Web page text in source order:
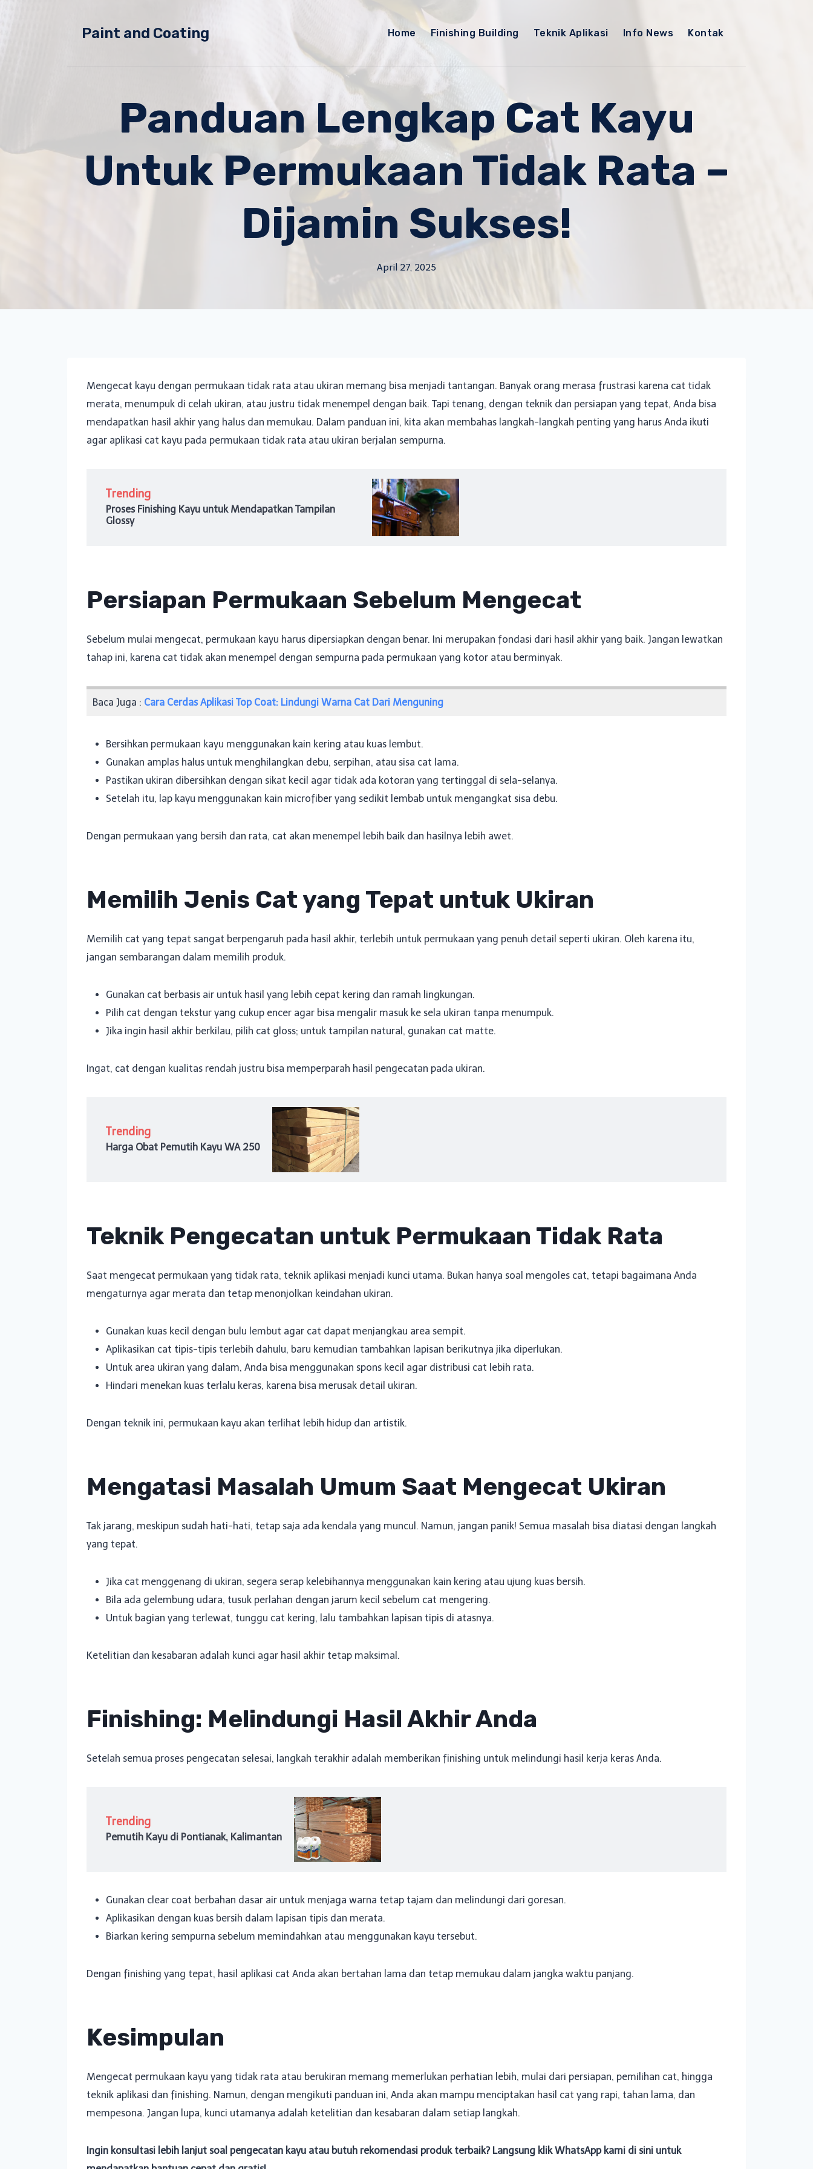
Paint and Coating Home Finishing Building Teknik Aplikasi Info News Kontak
Panduan Lengkap Cat Kayu
Untuk Permukaan Tidak Rata –
Dijamin Sukses!
April 27, 2025
Mengecat kayu dengan permukaan tidak rata atau ukiran memang bisa menjadi tantangan. Banyak orang merasa frustrasi karena cat tidak
merata, menumpuk di celah ukiran, atau justru tidak menempel dengan baik. Tapi tenang, dengan teknik dan persiapan yang tepat, Anda bisa
mendapatkan hasil akhir yang halus dan memukau. Dalam panduan ini, kita akan membahas langkah-langkah penting yang harus Anda ikuti
agar aplikasi cat kayu pada permukaan tidak rata atau ukiran berjalan sempurna.
Trending
Proses Finishing Kayu untuk Mendapatkan Tampilan
Glossy
Persiapan Permukaan Sebelum Mengecat
Sebelum mulai mengecat, permukaan kayu harus dipersiapkan dengan benar. Ini merupakan fondasi dari hasil akhir yang baik. Jangan lewatkan
tahap ini, karena cat tidak akan menempel dengan sempurna pada permukaan yang kotor atau berminyak.
Baca Juga : Cara Cerdas Aplikasi Top Coat: Lindungi Warna Cat Dari Menguning
Bersihkan permukaan kayu menggunakan kain kering atau kuas lembut.
Gunakan amplas halus untuk menghilangkan debu, serpihan, atau sisa cat lama.
Pastikan ukiran dibersihkan dengan sikat kecil agar tidak ada kotoran yang tertinggal di sela-selanya.
Setelah itu, lap kayu menggunakan kain microfiber yang sedikit lembab untuk mengangkat sisa debu.
Dengan permukaan yang bersih dan rata, cat akan menempel lebih baik dan hasilnya lebih awet.
Memilih Jenis Cat yang Tepat untuk Ukiran
Memilih cat yang tepat sangat berpengaruh pada hasil akhir, terlebih untuk permukaan yang penuh detail seperti ukiran. Oleh karena itu,
jangan sembarangan dalam memilih produk.
Gunakan cat berbasis air untuk hasil yang lebih cepat kering dan ramah lingkungan.
Pilih cat dengan tekstur yang cukup encer agar bisa mengalir masuk ke sela ukiran tanpa menumpuk.
Jika ingin hasil akhir berkilau, pilih cat gloss; untuk tampilan natural, gunakan cat matte.
Ingat, cat dengan kualitas rendah justru bisa memperparah hasil pengecatan pada ukiran.
Trending
Harga Obat Pemutih Kayu WA 250
Teknik Pengecatan untuk Permukaan Tidak Rata
Saat mengecat permukaan yang tidak rata, teknik aplikasi menjadi kunci utama. Bukan hanya soal mengoles cat, tetapi bagaimana Anda
mengaturnya agar merata dan tetap menonjolkan keindahan ukiran.
Gunakan kuas kecil dengan bulu lembut agar cat dapat menjangkau area sempit.
Aplikasikan cat tipis-tipis terlebih dahulu, baru kemudian tambahkan lapisan berikutnya jika diperlukan.
Untuk area ukiran yang dalam, Anda bisa menggunakan spons kecil agar distribusi cat lebih rata.
Hindari menekan kuas terlalu keras, karena bisa merusak detail ukiran.
Dengan teknik ini, permukaan kayu akan terlihat lebih hidup dan artistik.
Mengatasi Masalah Umum Saat Mengecat Ukiran
Tak jarang, meskipun sudah hati-hati, tetap saja ada kendala yang muncul. Namun, jangan panik! Semua masalah bisa diatasi dengan langkah
yang tepat.
Jika cat menggenang di ukiran, segera serap kelebihannya menggunakan kain kering atau ujung kuas bersih.
Bila ada gelembung udara, tusuk perlahan dengan jarum kecil sebelum cat mengering.
Untuk bagian yang terlewat, tunggu cat kering, lalu tambahkan lapisan tipis di atasnya.
Ketelitian dan kesabaran adalah kunci agar hasil akhir tetap maksimal.
Finishing: Melindungi Hasil Akhir Anda
Setelah semua proses pengecatan selesai, langkah terakhir adalah memberikan finishing untuk melindungi hasil kerja keras Anda.
Trending
Pemutih Kayu di Pontianak, Kalimantan
Gunakan clear coat berbahan dasar air untuk menjaga warna tetap tajam dan melindungi dari goresan.
Aplikasikan dengan kuas bersih dalam lapisan tipis dan merata.
Biarkan kering sempurna sebelum memindahkan atau menggunakan kayu tersebut.
Dengan finishing yang tepat, hasil aplikasi cat Anda akan bertahan lama dan tetap memukau dalam jangka waktu panjang.
Kesimpulan
Mengecat permukaan kayu yang tidak rata atau berukiran memang memerlukan perhatian lebih, mulai dari persiapan, pemilihan cat, hingga
teknik aplikasi dan finishing. Namun, dengan mengikuti panduan ini, Anda akan mampu menciptakan hasil cat yang rapi, tahan lama, dan
mempesona. Jangan lupa, kunci utamanya adalah ketelitian dan kesabaran dalam setiap langkah.
Ingin konsultasi lebih lanjut soal pengecatan kayu atau butuh rekomendasi produk terbaik? Langsung klik WhatsApp kami di sini untuk